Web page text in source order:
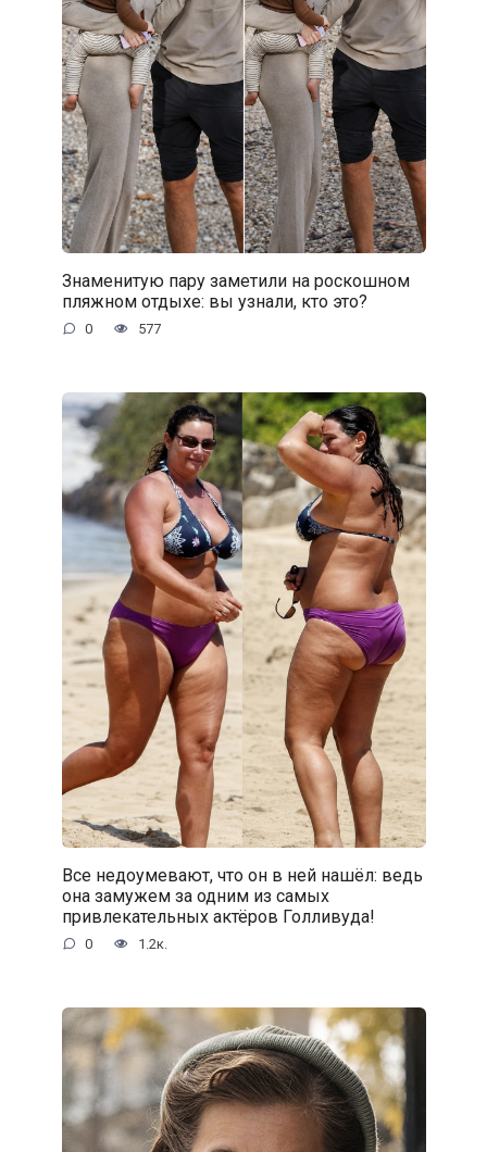
Знаменитую пару заметили на роскошном
пляжном отдыхе: вы узнали, кто это?
0 577
Все недоумевают, что он в ней нашёл: ведь
она замужем за одним из самых
привлекательных актёров Голливуда!
0 1.2к.